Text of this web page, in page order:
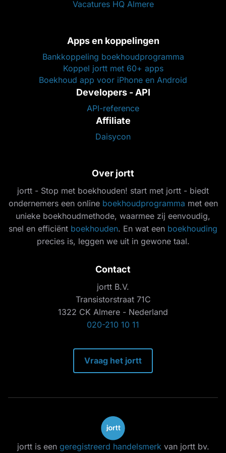
Vacatures HQ Almere
Apps en koppelingen
Bankkoppeling boekhoudprogramma
Koppel jortt met 60+ apps
Boekhoud app voor iPhone en Android
Developers - API
API-reference
Affiliate
Daisycon
Over jortt
jortt - Stop met boekhouden! start met jortt - biedt
ondernemers een online boekhoudprogramma met een
unieke boekhoudmethode, waarmee zij eenvoudig,
snel en efficiënt boekhouden. En wat een boekhouding
precies is, leggen we uit in gewone taal.
Contact
jortt B.V.
Transistorstraat 71C
1322 CK Almere - Nederland
020-210 10 11
Vraag het jortt
jortt is een geregistreerd handelsmerkvan jortt bv.